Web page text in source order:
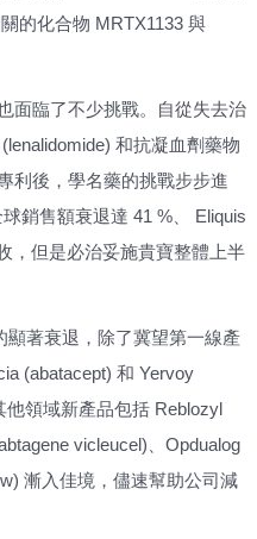
的化合物 MRTX1133 與
面臨了不少挑戰。自從失去治
和抗凝血劑藥物
利後，學名藥的挑戰步步進
銷售額衰退達 41 %、 Eliquis
，但是必治妥施貴寶整體上半
顯著衰退，除了冀望第一線產
(abatacept) 和 Yervoy
領域新產品包括 Reblozyl
vicleucel)、Opdualog
漸入佳境，儘速幫助公司減